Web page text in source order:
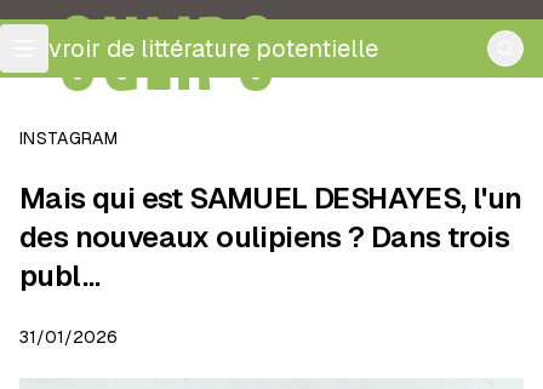
OULIPO
ouvroir de littérature potentielle
INSTAGRAM
Mais qui est SAMUEL DESHAYES, l'un
des nouveaux oulipiens ? Dans trois
publ…
31/01/2026